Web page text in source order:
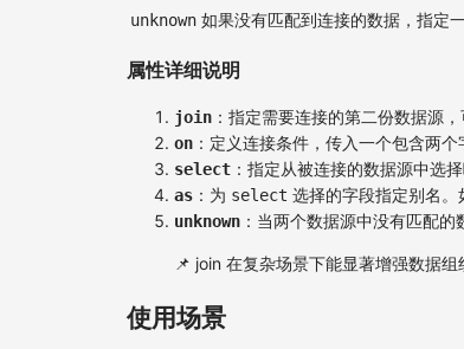
unknown 如果没有匹配到连接的数据，指定
属性详细说明
join ：指定需要连接的第二份数据源
on ：定义连接条件，传入一个包含两
select ：指定从被连接的数据源中选
as ：为 select 选择的字段指定别名。
unknown ：当两个数据源中没有匹配的
📌 join 在复杂场景下能显著增强数据
使用场景